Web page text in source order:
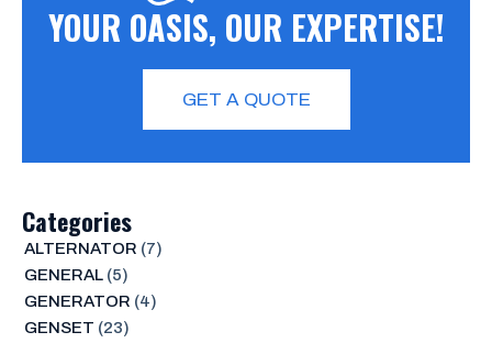
YOUR OASIS, OUR EXPERTISE!
GET A QUOTE
Categories
ALTERNATOR (7)
GENERAL(5)
GENERATOR (4)
GENSET (23)